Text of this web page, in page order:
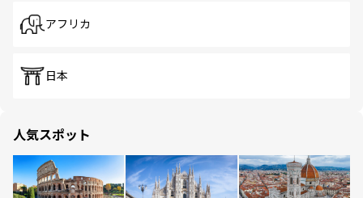
アフリカ
日本
人気スポット